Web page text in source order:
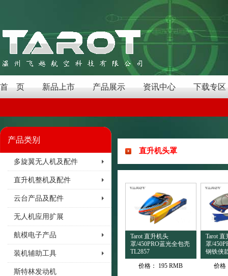
首 页 新品上市 产品展示 资讯中心 下载专区
产品类别
多旋翼无人机及配件
直升机整机及配件
云台产品及配件
无人机应用扩展
航模电子产品
装机辅助工具
斯特林发动机
直升机头罩
Tarot 直升机头
罩/450PRO蓝光全包壳
TL2857
价格：
195 RMB
Tarot 直
罩/
钢铁侠
价格